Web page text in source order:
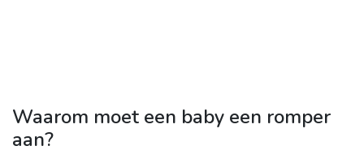
Waarom moet een baby een romper
aan?